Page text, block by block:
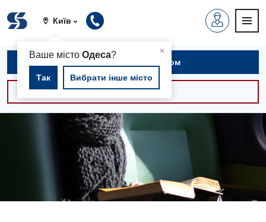
Київ
×
Ваше містоОдеса?
Так Вибрати інше місто
Записатися на прийом
Консультації -30%